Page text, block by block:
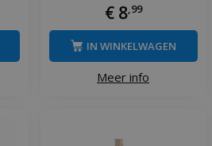
€ 8 99
Meer info
IN WINKELWAGEN